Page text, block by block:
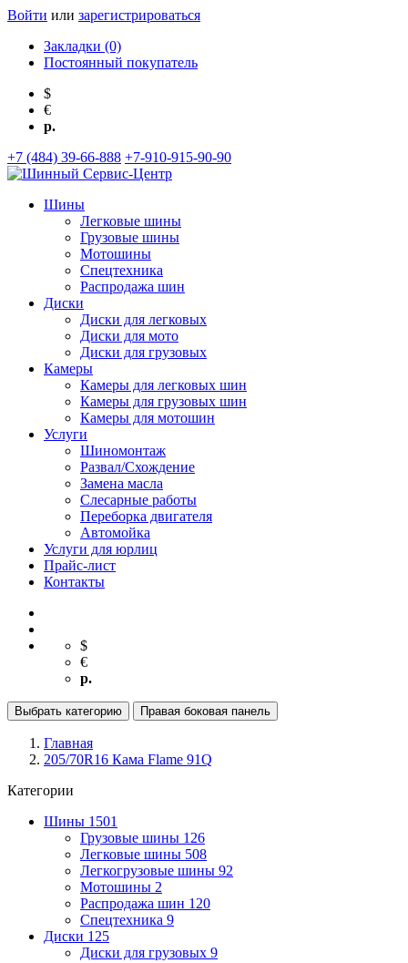
Войти или зарегистрироваться
Закладки (0)
Постоянный покупатель
$
€
р.
+7 (484) 39-66-888 +7-910-915-90-90
Шины
Легковые шины
Грузовые шины
Мотошины
Спецтехника
Распродажа шин
Диски
Диски для легковых
Диски для мото
Диски для грузовых
Камеры
Камеры для легковых шин
Камеры для грузовых шин
Камеры для мотошин
Услуги
Шиномонтаж
Развал/Схождение
Замена масла
Слесарные работы
Переборка двигателя
Автомойка
Услуги для юрлиц
Прайс-лист
Контакты
$
€
р.
Выбрать категорию Правая боковая панель
Главная
205/70R16 Кама Flame 91Q
Категории
Шины 1501
Грузовые шины 126
Легковые шины 508
Легкогрузовые шины 92
Мотошины 2
Распродажа шин 120
Спецтехника 9
Диски 125
Диски для грузовых 9